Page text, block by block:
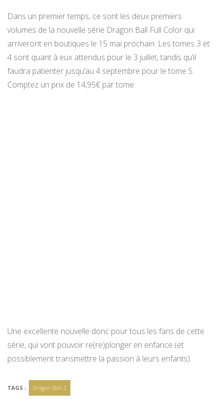
Dans un premier temps, ce sont les deux premiers
volumes de la nouvelle série Dragon Ball Full Color qui
arriveront en boutiques le 15 mai prochain. Les tomes 3 et
4 sont quant à eux attendus pour le 3 juillet, tandis qu’il
faudra patienter jusqu’au 4 septembre pour le tome 5.
Comptez un prix de 14,95€ par tome.
Une excellente nouvelle donc pour tous les fans de cette
série, qui vont pouvoir re(re)plonger en enfance (et
possiblement transmettre la passion à leurs enfants).
TAGS : Dragon Ball Z